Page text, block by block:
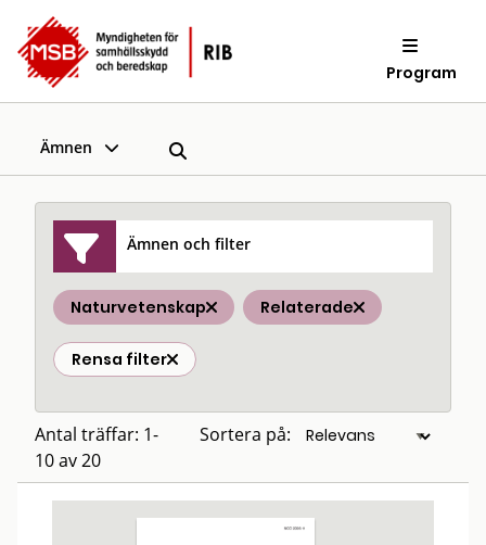
Program
Ämnen
Ämnen och filter
Naturvetenskap Relaterade
Rensa filter
Antal träffar: 1-
10 av 20
Sortera på: